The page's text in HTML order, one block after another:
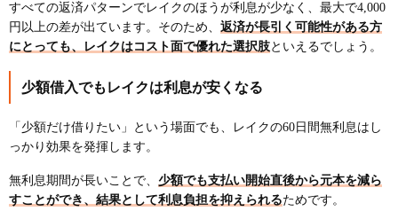
すべての返済パターンでレイクのほうが利息が少なく、最大で4,000
円以上の差が出ています。そのため、 返済が長引く可能性がある方
にとっても、レイクはコスト面で優れた選択肢といえるでしょう。
少額借入でもレイクは利息が安くなる
「少額だけ借りたい」という場面でも、レイクの60日間無利息はし
っかり効果を発揮します。
無利息期間が長いことで、 少額でも支払い開始直後から元本を減ら
すことができ、結果として利息負担を抑えられるためです。